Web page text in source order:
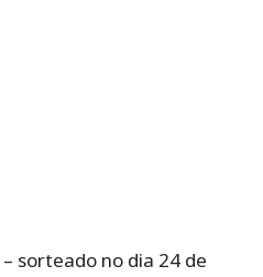
– sorteado no dia 24 de